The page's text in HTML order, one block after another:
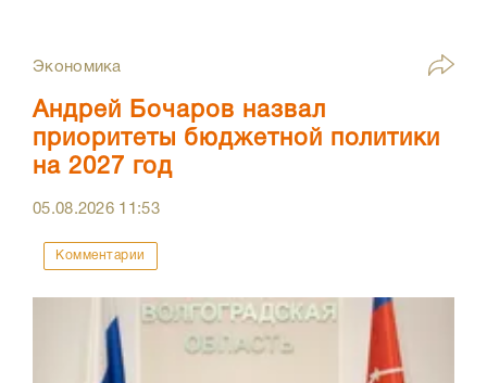
Экономика
Андрей Бочаров назвал
приоритеты бюджетной политики
на 2027 год
05.08.2026 11:53
Комментарии